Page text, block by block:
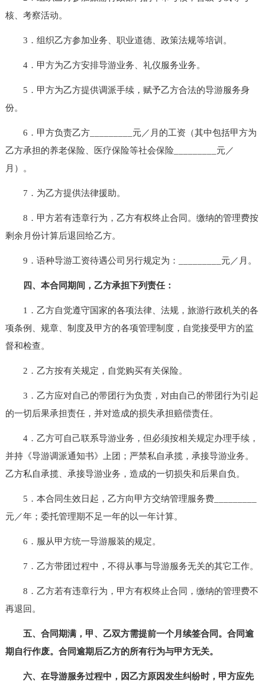
核、考察活动。
3．组织乙方参加业务、职业道德、政策法规等培训。
4．甲方为乙方安排导游业务、礼仪服务业务。
5．甲方为乙方提供调派手续，赋予乙方合法的导游服务身
份。
6．甲方负责乙方_________元／月的工资（其中包括甲方为
乙方承担的养老保险、医疗保险等社会保险_________元／
月）。
7．为乙方提供法律援助。
8．甲方若有违章行为，乙方有权终止合同。缴纳的管理费按
剩余月份计算后退回给乙方。
9．语种导游工资待遇公司另行规定为：_________元／月。
四、本合同期间，乙方承担下列责任：
1．乙方自觉遵守国家的各项法律、法规，旅游行政机关的各
项条例、规章、制度及甲方的各项管理制度，自觉接受甲方的监
督和检查。
2．乙方按有关规定，自觉购买有关保险。
3．乙方应对自己的带团行为负责，对由自己的带团行为引起
的一切后果承担责任，并对造成的损失承担赔偿责任。
4．乙方可自己联系导游业务，但必须按相关规定办理手续，
并持《导游调派通知书》上团；严禁私自承揽，承接导游业务。
乙方私自承揽、承接导游业务，造成的一切损失和后果自负。
5．本合同生效日起，乙方向甲方交纳管理服务费_________
元／年；委托管理期不足一年的以一年计算。
6．服从甲方统一导游服装的规定。
7．乙方带团过程中，不得从事与导游服务无关的其它工作。
8．乙方若有违章行为，甲方有权终止合同，缴纳的管理费不
再退回。
五、合同期满，甲、乙双方需提前一个月续签合同。合同逾
期自行作废。合同逾期后乙方的所有行为与甲方无关。
六、在导游服务过程中，因乙方原因发生纠纷时，甲方应先